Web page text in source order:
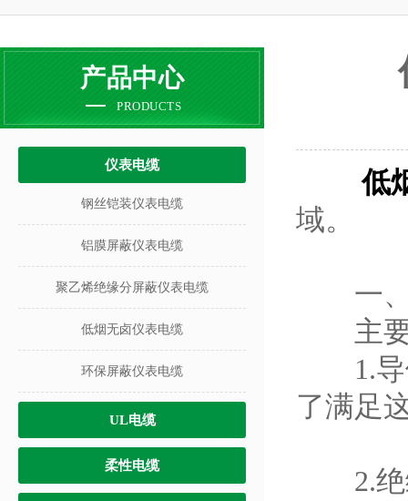
产品中心
PRODUCTS
仪表电缆
钢丝铠装仪表电缆
铝膜屏蔽仪表电缆
聚乙烯绝缘分屏蔽仪表电缆
低烟无卤仪表电缆
环保屏蔽仪表电缆
UL电缆
柔性电缆
低
域。
一、
主要
1.导体
了满足
2.绝缘